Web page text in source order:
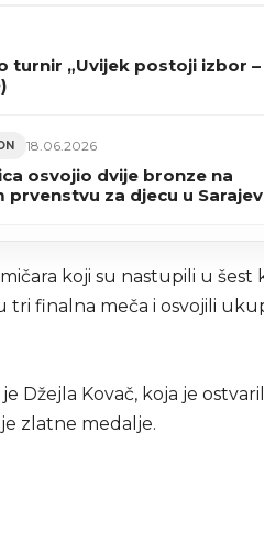
turnir „Uvijek postoji izbor
18.06.2026
osvojio dvije bronze na
za djecu u
koji su nastupili u šest
tri finalna meča i osvojili
Džejla Kovač, koja je
zlatne medalje.